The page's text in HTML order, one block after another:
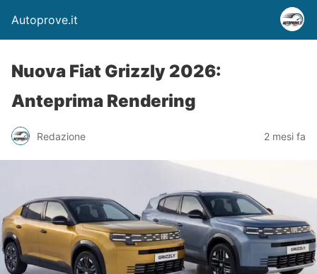
Autoprove.it
Nuova Fiat Grizzly 2026:
Anteprima Rendering
Redazione 2 mesi fa